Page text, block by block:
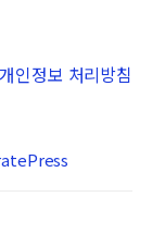
개인정보 처리방침